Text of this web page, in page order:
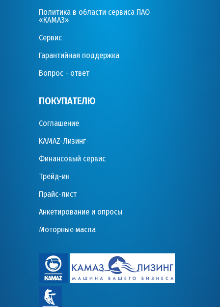
Политика в области сервиса ПАО
«КАМАЗ»
Сервис
Гарантийная поддержка
Вопрос - ответ
ПОКУПАТЕЛЮ
Соглашение
KAMAZ-Лизинг
Финансовый сервис
Трейд-ин
Прайс-лист
Анкетирование и опросы
Моторные масла